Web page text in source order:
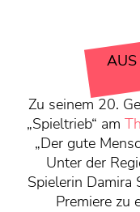
KONTAKT
Mediadaten
Über uns
junge bühne-Beirat
Wir suchen…
Zu seinem 20.
„Spieltrieb“ am
„Der gute
Unter der
Spielerin Damira
Premiere zu